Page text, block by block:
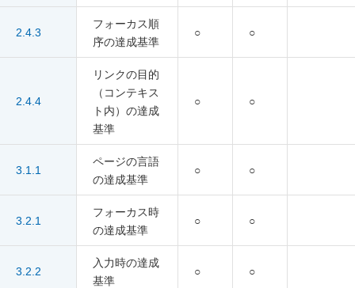
2.4.3
フォーカス順
序の達成基準
○ ○
2.4.4
リンクの目的
（コンテキス
ト内）の達成
基準
○ ○
3.1.1
ページの言語
の達成基準
○ ○
3.2.1
フォーカス時
の達成基準
○ ○
3.2.2
入力時の達成
基準
○ ○